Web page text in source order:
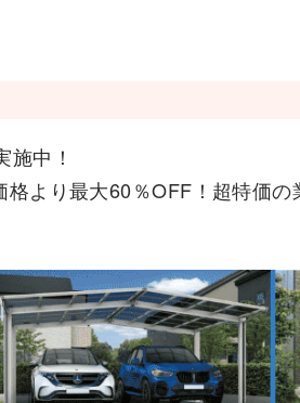
施中！
より最大60％OFF！超特価